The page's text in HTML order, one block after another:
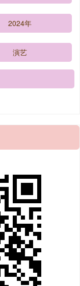
2024年
演艺